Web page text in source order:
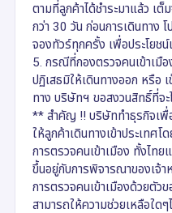
ตามที่ลูกค้าได้ชำระมาแล้ว เต็
กว่า 30 วัน ก่อนการเดินทาง
จองทัวร์ทุกครั้ง เพื่อประโยช
5. กรณีที่กองตรวจคนเข้าเมื
ปฏิเสธมิให้เดินทางออก หรือ เ
ทาง บริษัทฯ ขอสงวนสิทธิ์ที่จ
** สำคัญ !! บริษัททำธุรกิจเพื่
ให้ลูกค้าเดินทางเข้าประเทศ
การตรวจคนเข้าเมือง ทั้งไทย
ขึ้นอยู่กับการพิจารณาของเจ้า
การตรวจคนเข้าเมืองด้วยตัว
สามารถให้ความช่วยเหลือใด